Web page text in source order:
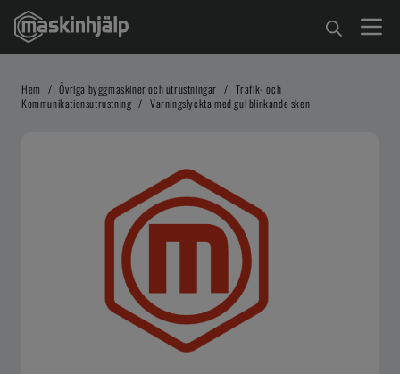
Hem / Övriga byggmaskiner och utrustningar / Trafik- och
Kommunikationsutrustning / Varningslyckta med gul blinkande sken